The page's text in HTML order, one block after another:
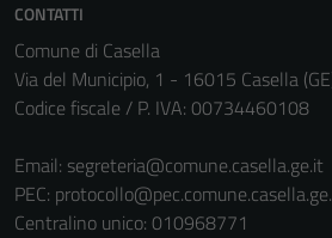
CONTATTI
Comune di Casella
Via del Municipio, 1 - 16015 Casella
Codice fiscale / P. IVA: 00734460108
Email: segreteria@comune.casella.ge.it
PEC:
Centralino unico: 010968771